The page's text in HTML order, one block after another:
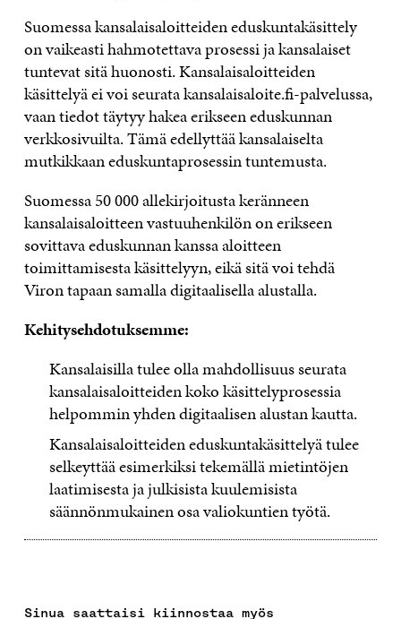
Suomessa kansalaisaloitteiden eduskuntakäsittely
on vaikeasti hahmotettava prosessi ja kansalaiset
tuntevat sitä huonosti. Kansalaisaloitteiden
käsittelyä ei voi seurata kansalaisaloite.fi-palvelussa,
vaan tiedot täytyy hakea erikseen eduskunnan
verkkosivuilta. Tämä edellyttää kansalaiselta
mutkikkaan eduskuntaprosessin tuntemusta.
Suomessa 50 000 allekirjoitusta keränneen
kansalaisaloitteen vastuuhenkilön on erikseen
sovittava eduskunnan kanssa aloitteen
toimittamisesta käsittelyyn, eikä sitä voi tehdä
Viron tapaan samalla digitaalisella alustalla.
Kehitysehdotuksemme:
Kansalaisilla tulee olla mahdollisuus seurata
kansalaisaloitteiden koko käsittelyprosessia
helpommin yhden digitaalisen alustan kautta.
Kansalaisaloitteiden eduskuntakäsittelyä tulee
selkeyttää esimerkiksi tekemällä mietintöjen
laatimisesta ja julkisista kuulemisista
säännönmukainen osa valiokuntien työtä.
Sinua saattaisi kiinnostaa myös